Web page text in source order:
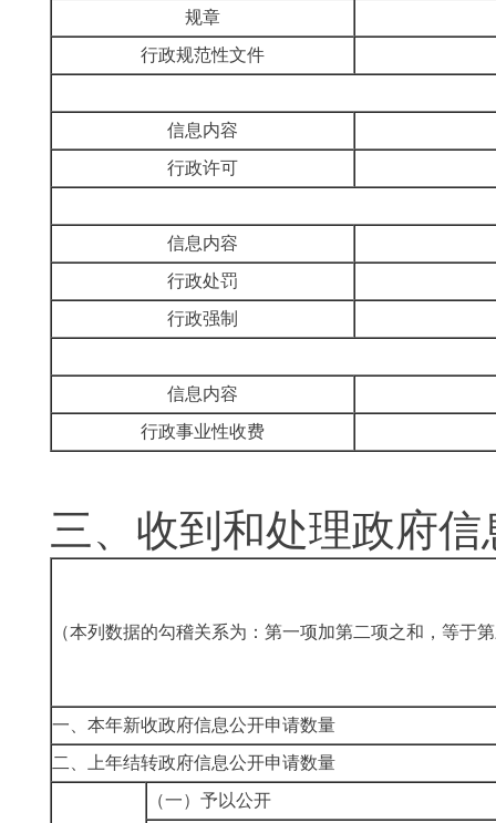
规章
行政规范性文件
信息内容
行政许可
信息内容
行政处罚
行政强制
信息内容
行政事业性收费
三、 收到和处理政府
（本列数据的勾稽关系为：第一项加第二项之和，等于
一、本年新收政府信息公开申请数量
二、上年结转政府信息公开申请数量
（一）予以公开